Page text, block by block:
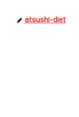
atsushi-diet